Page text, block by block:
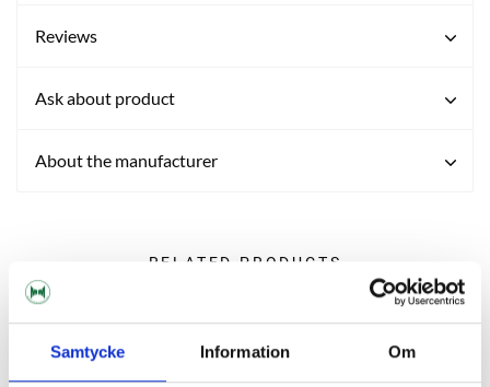
Samtycke Information Om
Reviews
Ask about product
About the manufacturer
RELATED PRODUCTS